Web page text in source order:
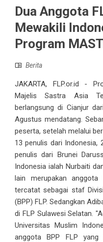
Dua Anggota
Mewakili
Program
Berita
JAKARTA, FLP.or.id -
Majelis Sastra Asia
berlangsung di Cianjur
Agustus mendatang.
peserta, setelah melalui
13 penulis dari Indonesia,
penulis dari Brunei
Indonesia ialah Nurbaiti
lain merupakan anggota
tercatat sebagai staf
(BPP) FLP. Sedangkan
di FLP Sulawesi Selatan.
Universitas Muslim
anggota BPP FLP